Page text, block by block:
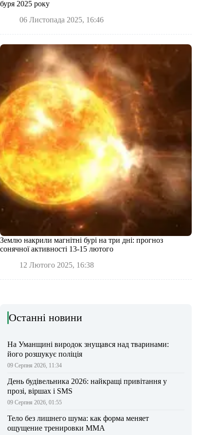
буря 2025 року
06 Листопада 2025, 16:46
Землю накрили магнітні бурі на три дні: прогноз
сонячної активності 13-15 лютого
12 Лютого 2025, 16:38
Останні новини
На Уманщині виродок знущався над тваринами:
його розшукує поліція
09 Серпня 2026, 11:34
День будівельника 2026: найкращі привітання у
прозі, віршах і SMS
09 Серпня 2026, 01:55
Тело без лишнего шума: как форма меняет
ощущение тренировки ММА